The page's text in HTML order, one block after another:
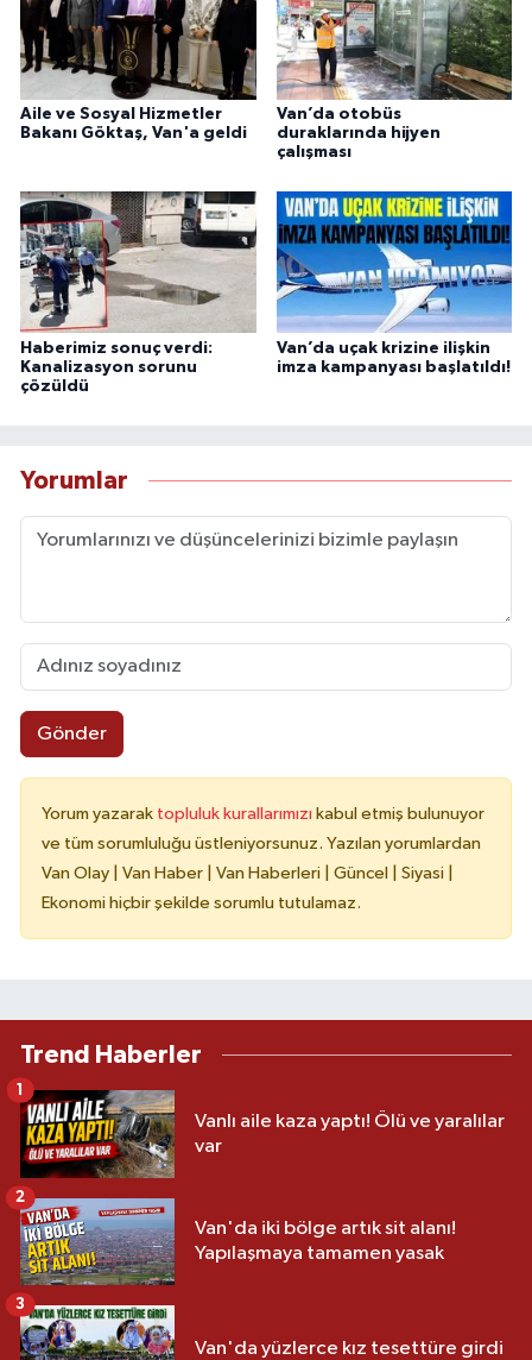
Aile ve Sosyal Hizmetler
Bakanı Göktaş, Van'a geldi
Van’da otobüs
duraklarında hijyen
çalışması
Haberimiz sonuç verdi:
Kanalizasyon sorunu
çözüldü
Van’da uçak krizine ilişkin
imza kampanyası başlatıldı!
Yorumlar
Gönder
Yorum yazarak topluluk kurallarımızı kabul etmiş bulunuyor
ve tüm sorumluluğu üstleniyorsunuz. Yazılan yorumlardan
Van Olay | Van Haber | Van Haberleri | Güncel | Siyasi |
Ekonomi hiçbir şekilde sorumlu tutulamaz.
Trend Haberler
Vanlı aile kaza yaptı! Ölü ve yaralılar
var
1
Van'da iki bölge artık sit alanı!
Yapılaşmaya tamamen yasak
2
Van'da yüzlerce kız tesettüre girdi
3